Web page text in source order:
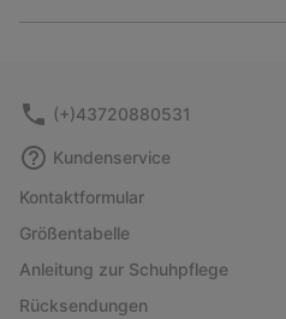
(+)43720880531
Kundenservice
Kontaktformular
Größentabelle
Anleitung zur Schuhpflege
Rücksendungen